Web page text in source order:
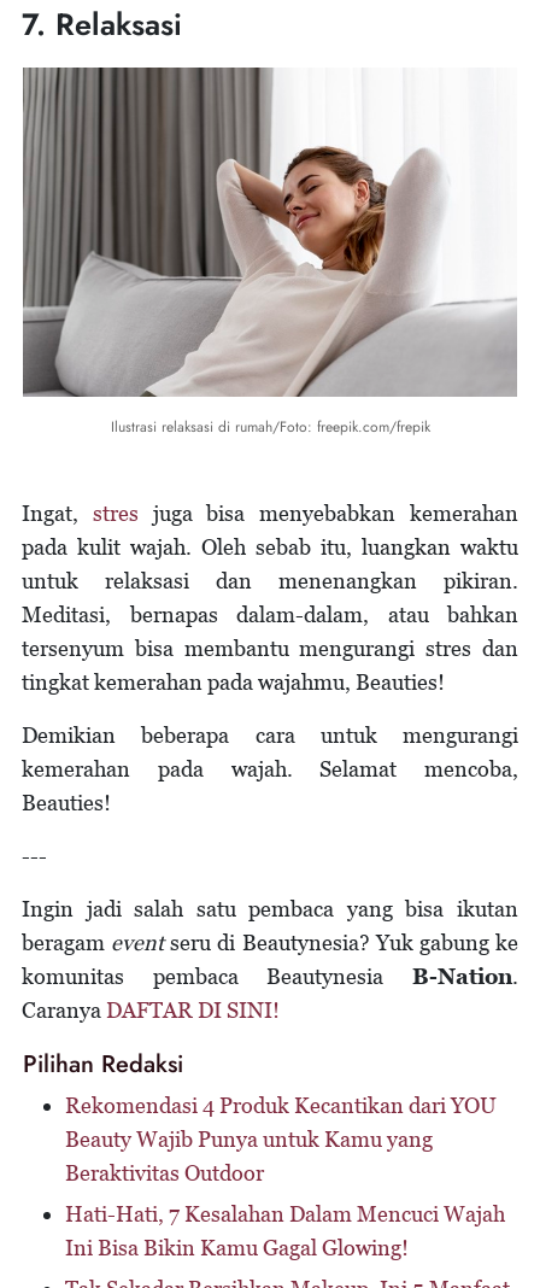
7. Relaksasi
Ilustrasi relaksasi di rumah/Foto: freepik.com/frepik
Ingat, stres juga bisa menyebabkan kemerahan
pada kulit wajah. Oleh sebab itu, luangkan waktu
untuk relaksasi dan menenangkan pikiran.
Meditasi, bernapas dalam-dalam, atau bahkan
tersenyum bisa membantu mengurangi stres dan
tingkat kemerahan pada wajahmu, Beauties!
Demikian beberapa cara untuk mengurangi
kemerahan pada wajah. Selamat mencoba,
Beauties!
---
Ingin jadi salah satu pembaca yang bisa ikutan
beragam eventseru di Beautynesia? Yuk gabung ke
komunitas pembaca Beautynesia B-Nation.
Caranya DAFTAR DI SINI!
Pilihan Redaksi
Rekomendasi 4 Produk Kecantikan dari YOU
Beauty Wajib Punya untuk Kamu yang
Beraktivitas Outdoor
Hati-Hati, 7 Kesalahan Dalam Mencuci Wajah
Ini Bisa Bikin Kamu Gagal Glowing!